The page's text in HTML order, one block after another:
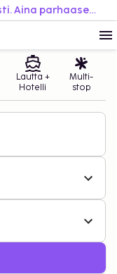
Varaa helposti. Matkusta joustavasti. Aina parhaaseen hintaan.
Lautta +
Hotelli
Multi-
stop